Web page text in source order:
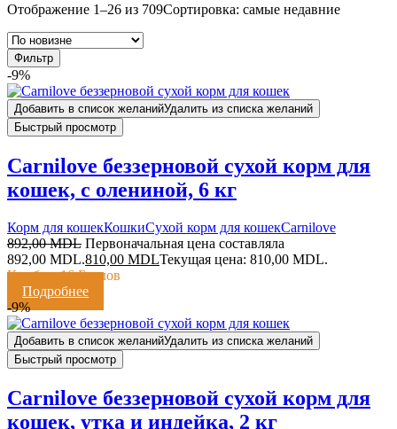
Отображение 1–26 из 709Сортировка: самые недавние
Фильтр
-9%
Добавить в список желанийУдалить из списка желаний
Быстрый просмотр
Carnilove беззерновой сухой корм для
кошек, с олениной, 6 кг
Корм для кошекКошкиСухой корм для кошекСarnilove
892,00MDL Первоначальная цена составляла
892,00 MDL.810,00 MDLТекущая цена: 810,00 MDL.
Кешбэк:16 Баллов
Подробнее
-9%
Добавить в список желанийУдалить из списка желаний
Быстрый просмотр
Carnilove беззерновой сухой корм для
кошек, утка и индейка, 2 кг